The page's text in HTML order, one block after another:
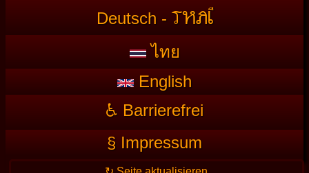
Deutsch - THAI
ไทย
English
♿ Barrierefrei
§ Impressum